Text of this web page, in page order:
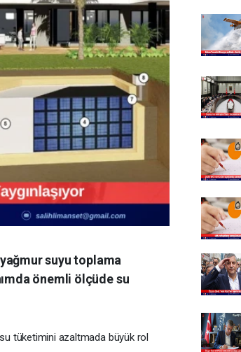
suyu toplama
önemli ölçüde su
tüketimini azaltmada büyük rol